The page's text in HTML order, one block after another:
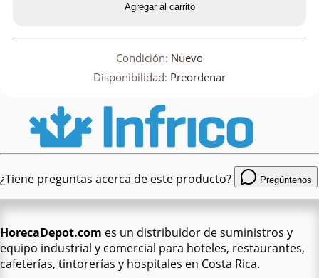
Agregar al carrito
Condición: Nuevo
Disponibilidad: Preordenar
¿Tiene preguntas acerca de este producto? Pregúntenos
HorecaDepot.com es un distribuidor de suministros y
equipo industrial y comercial para hoteles, restaurantes,
cafeterías, tintorerías y hospitales en Costa Rica.